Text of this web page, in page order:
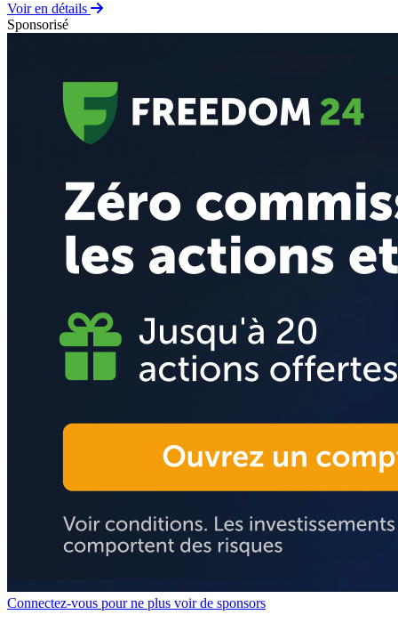
Voir en détails
Sponsorisé
Connectez-vous pour ne plus voir de sponsors